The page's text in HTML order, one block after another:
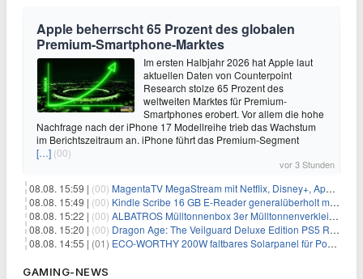
Apple beherrscht 65 Prozent des globalen
Premium-Smartphone-Marktes
Im ersten Halbjahr 2026 hat Apple laut
aktuellen Daten von Counterpoint
Research stolze 65 Prozent des
weltweiten Marktes für Premium-
Smartphones erobert. Vor allem die hohe
Nachfrage nach der iPhone 17 Modellreihe trieb das Wachstum
im Berichtszeitraum an. iPhone führt das Premium-Segment
[…] (00)
vor 3 Stunden
08.08. 15:59 | (00) MagentaTV MegaStream mit Netflix, Disney+, Apple TV+ & RTL+ für 30€/Monat (effektiv 20,83€/Monat)
08.08. 15:49 | (00) Kindle Scribe 16 GB E-Reader generalüberholt mit Eingabestift für 197,99€
08.08. 15:22 | (00) ALBATROS Mülltonnenbox 3er Mülltonnenverkleidung aus Metall für 577,15€
08.08. 15:20 | (00) Dragon Age: The Veilguard Deluxe Edition PS5 Rollenspiel für 13,76€
08.08. 14:55 | (01) ECO-WORTHY 200W faltbares Solarpanel für Powerstation & Camping für 123,99€
GAMING-NEWS